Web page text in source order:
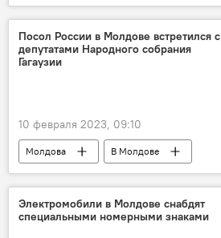
нейтралитет
МИД РФ
Посол России в Молдове встретился с
депутатами Народного собрания
Гагаузии
10 февраля 2023, 09:10
Молдова
В Молдове
Посольство России в Молдове
Олег Васнецов
Электромобили в Молдове снабдят
специальными номерными знаками